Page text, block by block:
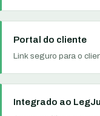
Portal do cliente
Link seguro para o
Integrado ao